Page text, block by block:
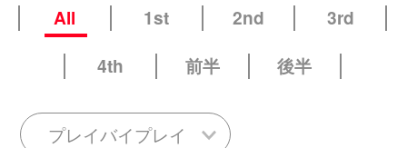
All 1st 2nd
3rd
4th
前半 後半
プレイバイプレイ